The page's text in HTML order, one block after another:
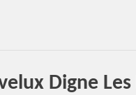
Digne Les